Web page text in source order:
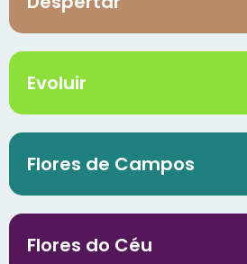
Evoluir
Flores de Campos
Flores do Céu